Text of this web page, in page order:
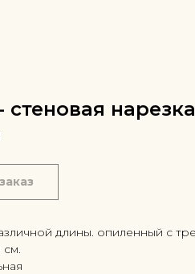
длины. опиленный с
см.